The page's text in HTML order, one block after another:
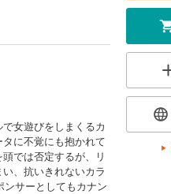
女遊びをしまくるカ
に不覚にも抱かれて
では否定するが、リ
、抗いきれないカラ
サーとしてもカナン